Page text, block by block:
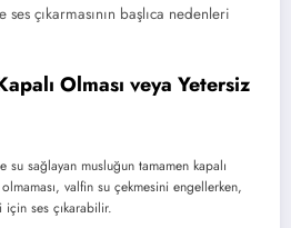
çıkarmasının başlıca nedenleri
Olması veya Yetersiz
su sağlayan musluğun tamamen kapalı
valfin su çekmesini engellerken,
için ses çıkarabilir.